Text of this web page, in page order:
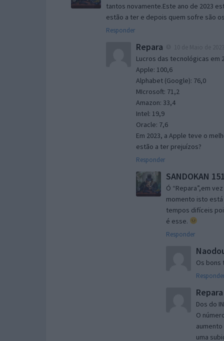
tantos novamente.Este ano de 2023
estão a ter e depois quem sofre são
Responder
Repara
Lucros das tecnológicas em
Apple: 100,6
Alphabet (Google): 76,0
MIcrosoft: 71,2
Amazon: 33,4
Intel: 19,9
Oracle: 7,6
Em 2023, a Apple teve o
estão a ter prejuízos?
Responder
SANDOKAN
Ó “Repara”,em
momento isto está
tempos difíceis
é esse.
Responder
Os bons
Repara
Dos do
O
uma